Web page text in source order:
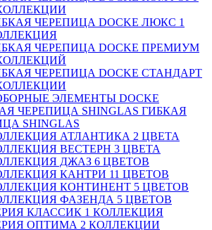
ЧЕРЕПИЦА DOCKE ЛЮКС 1
ЧЕРЕПИЦА DOCKE ПРЕМИУМ
ЧЕРЕПИЦА DOCKE СТАНДАРТ
ЭЛЕМЕНТЫ DOCKE
ГИБКАЯ
SHINGLAS
АТЛАНТИКА 2 ЦВЕТА
ВЕСТЕРН 3 ЦВЕТА
ДЖАЗ 6 ЦВЕТОВ
КАНТРИ 11 ЦВЕТОВ
КОНТИНЕНТ 5 ЦВЕТОВ
ФАЗЕНДА 5 ЦВЕТОВ
КЛАССИК 1 КОЛЛЕКЦИЯ
ОПТИМА 2 КОЛЛЕКЦИИ